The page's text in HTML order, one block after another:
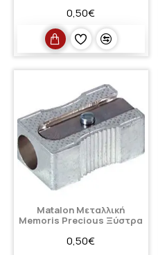
0,50€
Matalon Μεταλλική
Memoris Precious Ξύστρα
0,50€